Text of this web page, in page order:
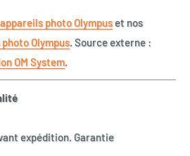
photo Olympuset nos
Olympus. Source externe :
OM System.
expédition. Garantie